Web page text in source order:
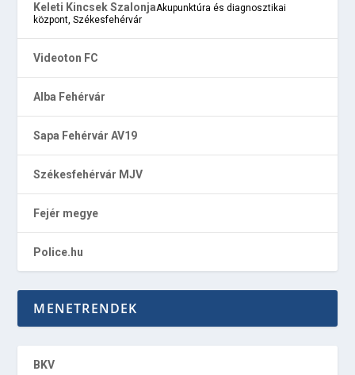
Keleti Kincsek SzalonjaAkupunktúra és diagnosztikai
központ, Székesfehérvár
Videoton FC
Alba Fehérvár
Sapa Fehérvár AV19
Székesfehérvár MJV
Fejér megye
Police.hu
MENETRENDEK
BKV